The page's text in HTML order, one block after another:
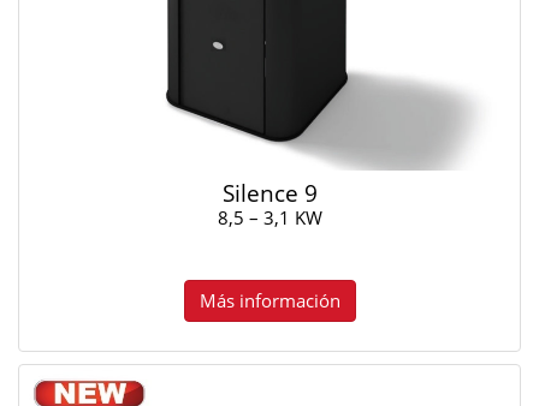
Silence 9
8,5 – 3,1 KW
Más información